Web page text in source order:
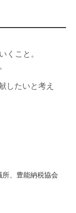
くこと。
したいと考え
、豊能納税協会